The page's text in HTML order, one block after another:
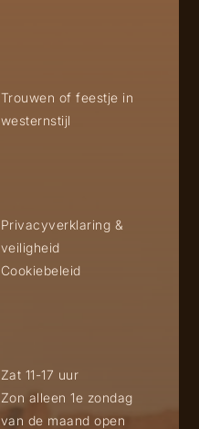
Trouwen of feestje in
westernstijl
Privacyverklaring &
veiligheid
Cookiebeleid
Zat 11-17 uur
Zon alleen 1e zondag
van de maand open